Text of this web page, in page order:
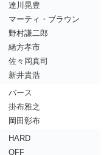
達川晃豊
マーティ・ブラウン
野村謙二郎
緒方孝市
佐々岡真司
新井貴浩
バース
掛布雅之
岡田彰布
HARD
OFF